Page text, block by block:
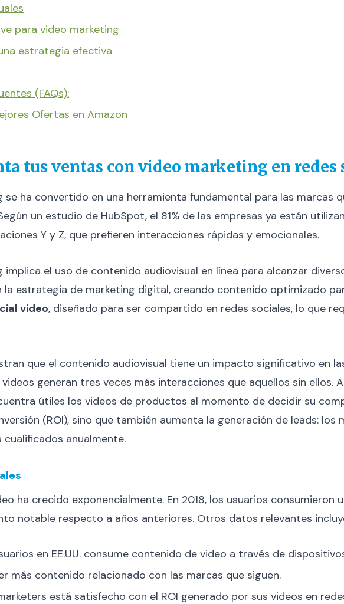
para video marketing
estrategia efectiva
(FAQs):
Ofertas en Amazon
tus ventas con video marketing en redes
se ha convertido en una herramienta fundamental para las marcas
un estudio de HubSpot, el 81% de las empresas ya están
Y y Z, que prefieren interacciones rápidas y emocionales.
implica el uso de contenido audiovisual en línea para alcanzar
la estrategia de marketing digital, creando contenido optimizado
video, diseñado para ser compartido en redes sociales, lo que
que el contenido audiovisual tiene un impacto significativo en
generan tres veces más interacciones que aquellos sin ellos.
útiles los videos de productos al momento de decidir su
(ROI), sino que también aumenta la generación de leads:
cualificados anualmente.
ha crecido exponencialmente. En 2018, los usuarios consumieron
notable respecto a años anteriores. Otros datos relevantes
en EE.UU. consume contenido de video a través de
más contenido relacionado con las marcas que siguen.
está satisfecho con el ROI generado por sus videos en